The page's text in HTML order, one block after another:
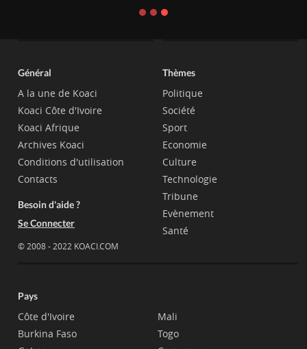
Général
A la une de Koaci
Koaci Côte d'Ivoire
Koaci Afrique
Archives Koaci
Conditions d'utilisation
Contacts
Besoin d'aide ?
Se Connecter
© 2008 - 2022 KOACI.COM
Thèmes
Politique
Société
Sport
Economie
Culture
Technologie
Tribune
Evènement
Santé
Pays
Côte d'Ivoire
Burkina Faso
Mali
Togo